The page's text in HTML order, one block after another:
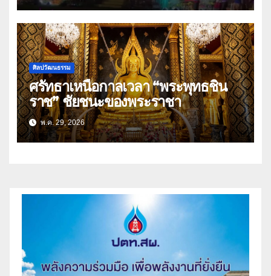
ศิลปวัฒนธรรม
ศรัทธาเหนือกาลเวลา “พระพุทธชิน
ราช” ชัยชนะของพระราชา
พ.ค. 29, 2026